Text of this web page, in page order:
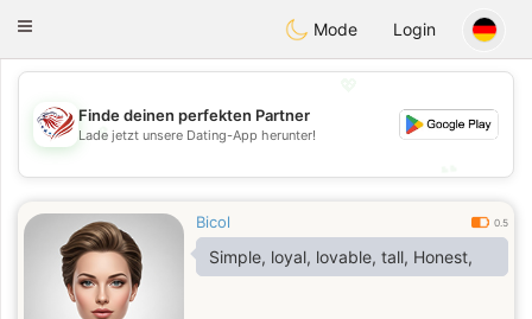
Dating
Toggle
Mode Login
💖
💕
Finde deinen perfekten Partner
Lade jetzt unsere Dating-App herunter!
Bicol 0.5
Simple, loyal, lovable, tall, Honest,